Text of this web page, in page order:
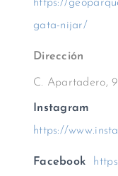
https://
gata-nijar/
Dirección
C. Apartadero,
Instagram
https://
Facebook